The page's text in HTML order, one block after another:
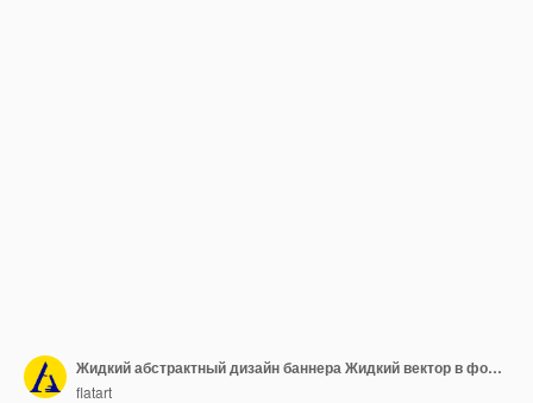
Жидкий абстрактный дизайн баннера Жидкий вектор в форме фона Современный графический шаблон Шаблон баннера для социальных сетей и веб-сайтов
flatart